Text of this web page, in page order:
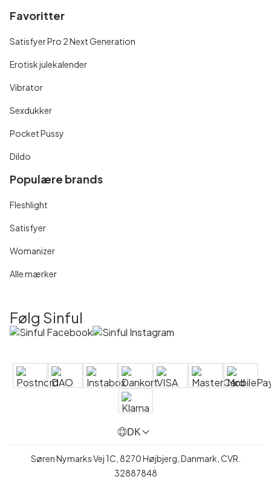
Favoritter
Satisfyer Pro 2 Next Generation
Erotisk julekalender
Vibrator
Sexdukker
Pocket Pussy
Dildo
Populære brands
Fleshlight
Satisfyer
Womanizer
Alle mærker
Følg Sinful
DK
Søren Nymarks Vej 1C, 8270 Højbjerg, Danmark, CVR.
32887848